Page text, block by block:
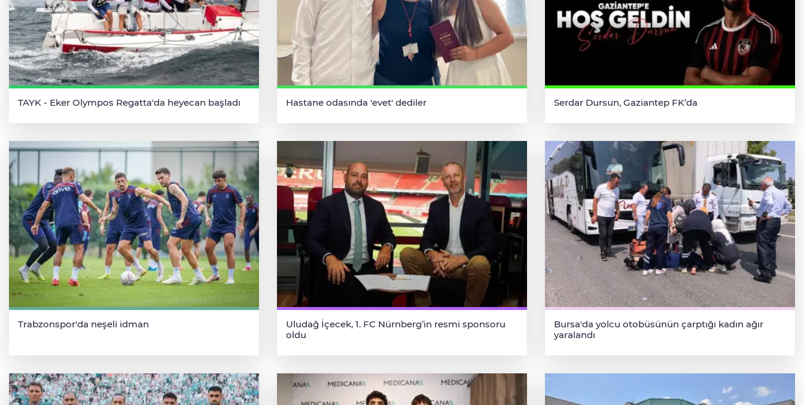
TAYK - Eker Olympos Regatta'da heyecan başladı Hastane odasında 'evet' dediler Serdar Dursun, Gaziantep FK’da
Trabzonspor'da neşeli idman
Uludağ İçecek, 1. FC Nürnberg’in resmi sponsoru
oldu
Bursa'da yolcu otobüsünün çarptığı kadın ağır
yaralandı